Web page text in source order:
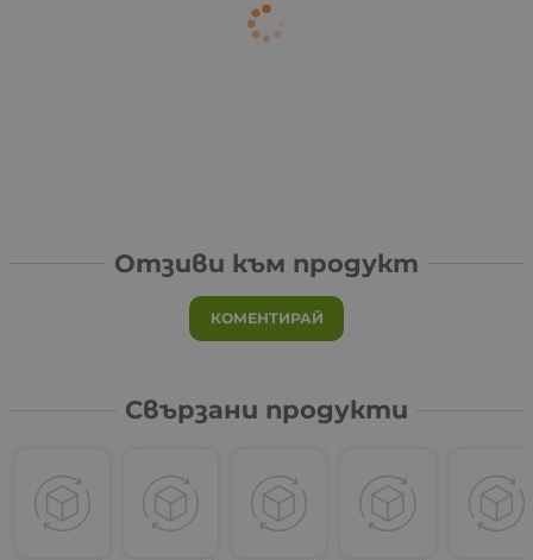
Отзиви към продукт
КОМЕНТИРАЙ
Свързани продукти